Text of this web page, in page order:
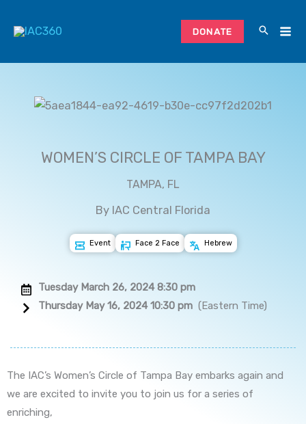
DONATE
WOMEN’S CIRCLE OF TAMPA BAY
TAMPA, FL
By IAC Central Florida
Event Face 2 Face Hebrew
Tuesday March 26, 2024 8:30 pm
Thursday May 16, 2024 10:30 pm (Eastern Time)
The IAC’s Women’s Circle of Tampa Bay embarks again and
we are excited to invite you to join us for a series of
enriching,